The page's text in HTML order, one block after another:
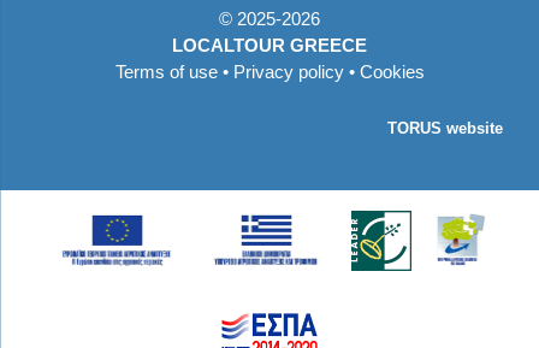
© 2025-2026
LOCALTOUR GREECE
Terms of use• Privacy policy• Cookies
TORUS website